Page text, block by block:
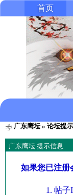
首页
广东鹰坛» 论坛提示
广东鹰坛 提示信息
如果您已注册
帖子